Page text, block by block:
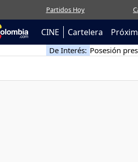
Partidos Hoy
CINE Cartelera
De Interés: Posesión